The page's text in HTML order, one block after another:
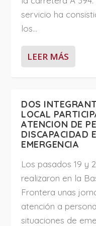
servicio ha
los...
LEER MÁS
DOS
LOCAL
ATENCION DE
DISCAPACIDAD
EMERGENCIA
Los pasados 19 y
realizaron en la
Frontera unas
atención a
situaciones de